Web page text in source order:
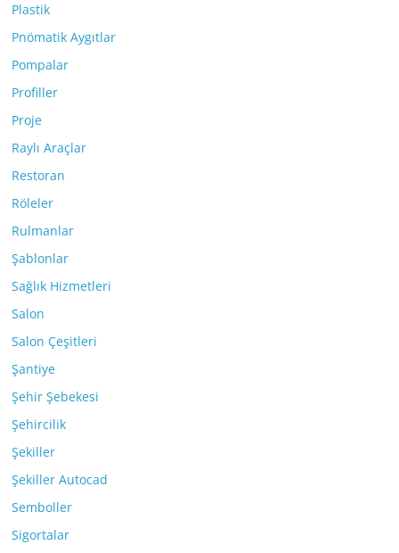
Plastik
Pnömatik Aygıtlar
Pompalar
Profiller
Proje
Raylı Araçlar
Restoran
Röleler
Rulmanlar
Şablonlar
Sağlık Hizmetleri
Salon
Salon Çeşitleri
Şantiye
Şehir Şebekesi
Şehircilik
Şekiller
Şekiller Autocad
Semboller
Sigortalar